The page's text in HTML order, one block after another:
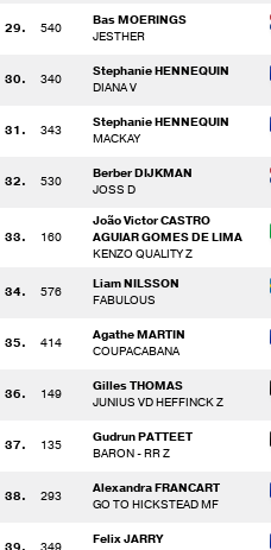
29. 540
Bas MOERINGS
JESTHER
30. 340
Stephanie HENNEQUIN
DIANA V
31. 343
Stephanie HENNEQUIN
MACKAY
32. 530
Berber DIJKMAN
JOSS D
33. 160
João Victor CASTRO
AGUIAR GOMES DE LIMA
KENZO QUALITY Z
34. 576
Liam NILSSON
FABULOUS
35. 414
Agathe MARTIN
COUPACABANA
36. 149
Gilles THOMAS
JUNIUS VD HEFFINCK Z
37. 135
Gudrun PATTEET
BARON - RR Z
38. 293
Alexandra FRANCART
GO TO HICKSTEAD MF
Felix JARRY